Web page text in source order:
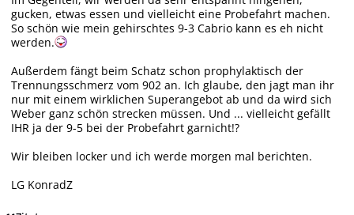
gucken, etwas essen und vielleicht eine Probefahrt machen.
So schön wie mein gehirschtes 9-3 Cabrio kann es eh nicht
werden.
Außerdem fängt beim Schatz schon prophylaktisch der
Trennungsschmerz vom 902 an. Ich glaube, den jagt man ihr
nur mit einem wirklichen Superangebot ab und da wird sich
Weber ganz schön strecken müssen. Und ... vielleicht gefällt
IHR ja der 9-5 bei der Probefahrt garnicht!?
Wir bleiben locker und ich werde morgen mal berichten.
LG KonradZ